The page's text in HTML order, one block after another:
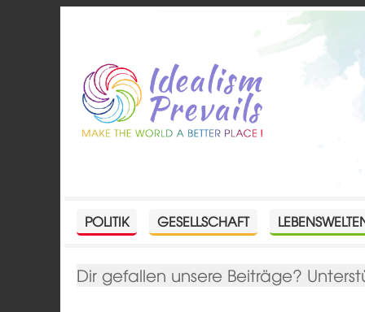
POLITIK GESELLSCHAFT
Dir gefallen unsere Beiträge?